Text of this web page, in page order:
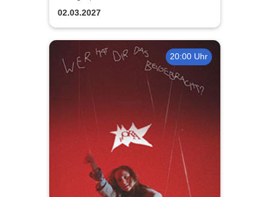
Jubiläums-Tour
02.03.2027
20:00 Uhr